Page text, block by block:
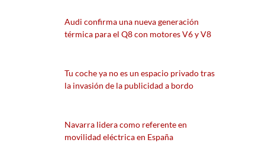
Audi confirma una nueva generación
térmica para el Q8 con motores V6 y V8
Tu coche ya no es un espacio privado tras
la invasión de la publicidad a bordo
Navarra lidera como referente en
movilidad eléctrica en España